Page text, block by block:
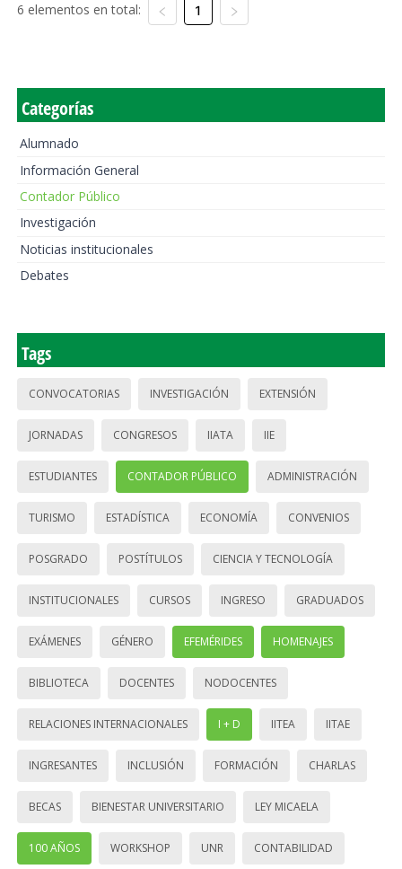
6 elementos en total: 1
Categorías
Alumnado
Información General
Contador Público
Investigación
Noticias institucionales
Debates
Tags
CONVOCATORIAS INVESTIGACIÓN EXTENSIÓN
JORNADAS CONGRESOS IIATA IIE
ESTUDIANTES CONTADOR PÚBLICO ADMINISTRACIÓN
TURISMO ESTADÍSTICA ECONOMÍA CONVENIOS
POSGRADO POSTÍTULOS CIENCIA Y TECNOLOGÍA
INSTITUCIONALES CURSOS INGRESO GRADUADOS
EXÁMENES GÉNERO EFEMÉRIDES HOMENAJES
BIBLIOTECA DOCENTES NODOCENTES
RELACIONES INTERNACIONALES I + D IITEA IITAE
INGRESANTES INCLUSIÓN FORMACIÓN CHARLAS
BECAS BIENESTAR UNIVERSITARIO LEY MICAELA
100 AÑOS WORKSHOP UNR CONTABILIDAD